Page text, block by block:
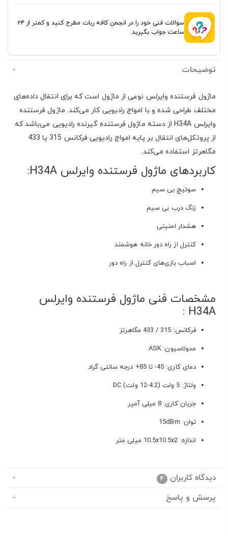
سوالات فنی خود را در انجمن کافه ربات مطرح کنید و کمتر از ۲۴
ساعت جواب بگیرید.
توضیحات
ماژول فرستنده وایرلس نوعی از ماژول است که برای انتقال داده‌های
مختلف طراحی شده و با امواج رادیویی کار می‌کند. ماژول فرستنده
وایرلس H34A از دسته ماژول فرستنده گیرنده رادیویی می‌باشد که
از پروتکل‌های انتقال بر پایه امواج رادیویی فرکانس 315 یا 433
مگاهرتز استفاده می‌کند.
کاربردهای ماژول فرستنده وایرلس H34A:
سوئیچ بی سیم
زنگ درب بی سیم
هشدار امنیتی
کنترل از راه دور خانه هوشمند
اسباب بازی‌های کنترل از راه دور
مشخصات فنی ماژول فرستنده وایرلس
H34A :
فرکانس: 315 / 433 مگاهرتز
مدولاسیون: ASK
دمای کاری: 45- تا 85+ درجه سانتی گراد
ولتاژ: 5 ولت (4.2-12 ولت) DC
جریان کاری: 8 میلی آمپر
توان: 15dBm
اندازه: 10.5x10.5x2 میلی متر
دیدگاه کاربران 4
پرسش و پاسخ